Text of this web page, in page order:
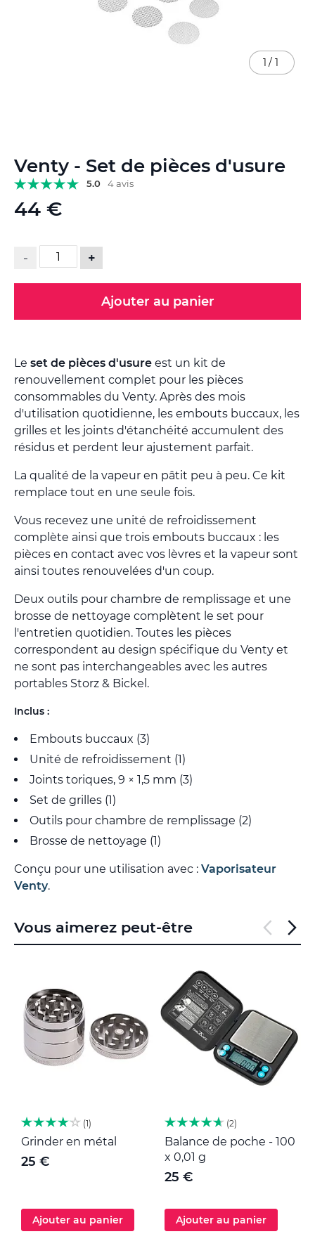
Venty - Set de pièces d'usure
5.0 4 avis
44 €
- +
Ajouter au panier
Le set de pièces d'usure est un kit de
renouvellement complet pour les pièces
consommables du Venty. Après des mois
d'utilisation quotidienne, les embouts buccaux, les
grilles et les joints d'étanchéité accumulent des
résidus et perdent leur ajustement parfait.
La qualité de la vapeur en pâtit peu à peu. Ce kit
remplace tout en une seule fois.
Vous recevez une unité de refroidissement
complète ainsi que trois embouts buccaux : les
pièces en contact avec vos lèvres et la vapeur sont
ainsi toutes renouvelées d'un coup.
Deux outils pour chambre de remplissage et une
brosse de nettoyage complètent le set pour
l'entretien quotidien. Toutes les pièces
correspondent au design spécifique du Venty et
ne sont pas interchangeables avec les autres
portables Storz & Bickel.
Inclus :
Embouts buccaux (3)
Unité de refroidissement (1)
Joints toriques, 9 × 1,5 mm (3)
Set de grilles (1)
Outils pour chambre de remplissage (2)
Brosse de nettoyage (1)
Conçu pour une utilisation avec : Vaporisateur
Venty.
1 / 1
to
the
beginning
of
gallery
Vous aimerez peut-être
1
Grinder en métal
25 €
Ajouter au panier
2
Balance de poche - 100
x 0,01 g
25 €
Ajouter au panier